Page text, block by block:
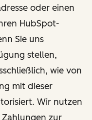
oder einen
HubSpot-
Sie uns
stellen,
wie von
mit dieser
Wir nutzen
zur